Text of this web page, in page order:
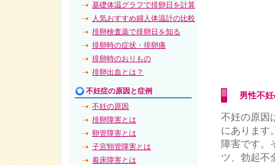
男性不
不妊の原因
にあります
障害です。
ツ、勃起不
基礎体温グラフで排卵日を計算
人気おすすめ婦人体温計の比較
排卵検査薬で排卵日を知る
排卵時の症状・排卵痛
排卵時のおりもの
排卵出血とは？
不妊症の原因と症例
不妊の原因
排卵障害とは
卵管障害とは
子宮頸管障害とは
着床障害とは